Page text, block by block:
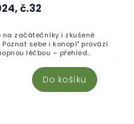
č.32
Do košíku
začátečníky i zkušené
sebe i konopí" provází
léčbou – přehled
v sekci CBD podle obtíží.
s encefalitidou a boreliózou,
s Jindřichem Vobořilem o
čípky a reportáž z Cannafestu –